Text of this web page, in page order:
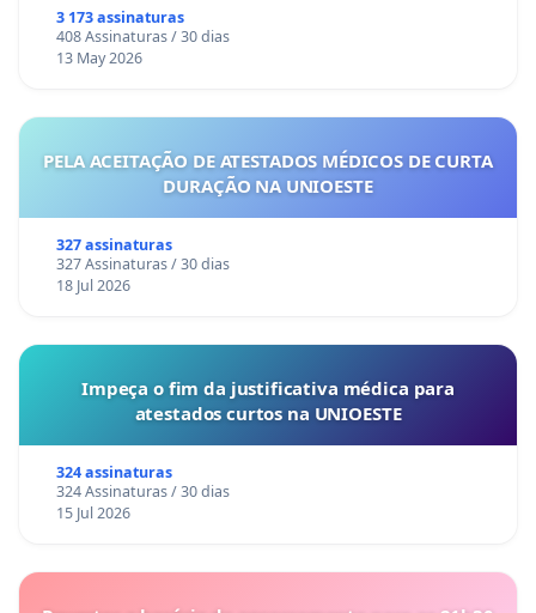
3 173 assinaturas
408 Assinaturas / 30 dias
13 May 2026
PELA ACEITAÇÃO DE ATESTADOS MÉDICOS DE CURTA
DURAÇÃO NA UNIOESTE
327 assinaturas
327 Assinaturas / 30 dias
18 Jul 2026
Impeça o fim da justificativa médica para
atestados curtos na UNIOESTE
324 assinaturas
324 Assinaturas / 30 dias
15 Jul 2026